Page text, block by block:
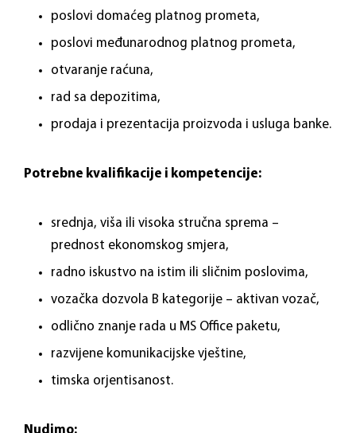
poslovi domaćeg platnog prometa,
poslovi međunarodnog platnog prometa,
otvaranje raćuna,
rad sa depozitima,
prodaja i prezentacija proizvoda i usluga banke.
Potrebne kvalifikacije i kompetencije:
srednja, viša ili visoka stručna sprema –
prednost ekonomskog smjera,
radno iskustvo na istim ili sličnim poslovima,
vozačka dozvola B kategorije – aktivan vozač,
odlično znanje rada u MS Office paketu,
razvijene komunikacijske vještine,
timska orjentisanost.